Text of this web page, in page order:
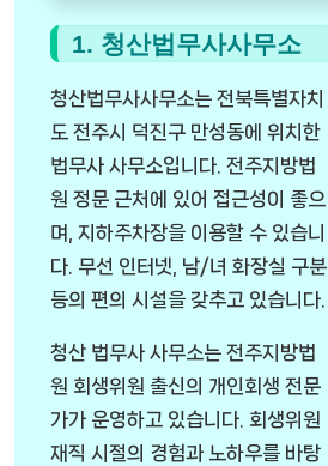
1. 청산법무사사무소
청산법무사사무소는 전북특별자치
도 전주시 덕진구 만성동에 위치한
법무사 사무소입니다. 전주지방법
원 정문 근처에 있어 접근성이 좋으
며, 지하주차장을 이용할 수 있습니
다. 무선 인터넷, 남/녀 화장실 구분
등의 편의 시설을 갖추고 있습니다.
청산 법무사 사무소는 전주지방법
원 회생위원 출신의 개인회생 전문
가가 운영하고 있습니다. 회생위원
재직 시절의 경험과 노하우를 바탕